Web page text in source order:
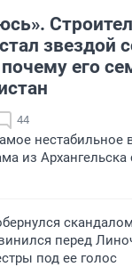
звездой
его
44
нестабильное
из Архангельска
перед
под ее голос